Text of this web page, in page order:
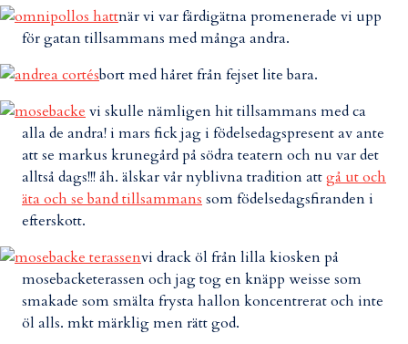
när vi var färdigätna promenerade vi upp
för gatan tillsammans med många andra.
bort med håret från fejset lite bara.
vi skulle nämligen hit tillsammans med ca
alla de andra! i mars fick jag i födelsedagspresent av ante
att se markus krunegård på södra teatern och nu var det
alltså dags!!! åh. älskar vår nyblivna tradition attgå ut och
äta och se band tillsammans som födelsedagsfiranden i
efterskott.
vi drack öl från lilla kiosken på
mosebacketerassen och jag tog en knäpp weisse som
smakade som smälta frysta hallon koncentrerat och inte
öl alls. mkt märklig men rätt god.